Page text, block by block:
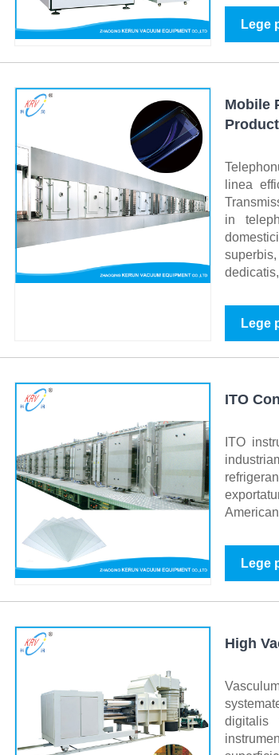
Lege
Mobile
linea
in
Lege
ITO
ITO
Lege
High
digitalis